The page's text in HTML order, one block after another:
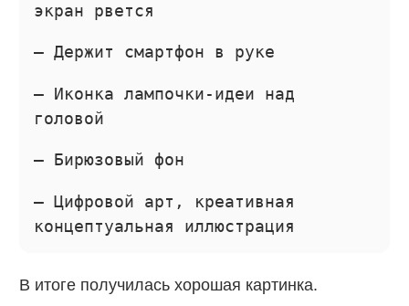
экран рвется
— Держит смартфон в руке
— Иконка лампочки-идеи над
головой
— Бирюзовый фон
— Цифровой арт, креативная
концептуальная иллюстрация
В итоге получилась хорошая картинка.